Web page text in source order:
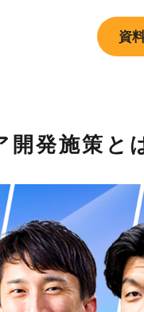
資
発施策と